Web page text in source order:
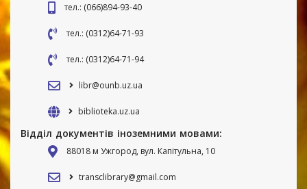
тел.: (066)894-93-40
тел.: (0312)64-71-93
тел.: (0312)64-71-94
libr@ounb.uz.ua
biblioteka.uz.ua
Відділ документів іноземними мовами:
88018 м Ужгород, вул. Капітульна, 10
transclibrary@gmail.com